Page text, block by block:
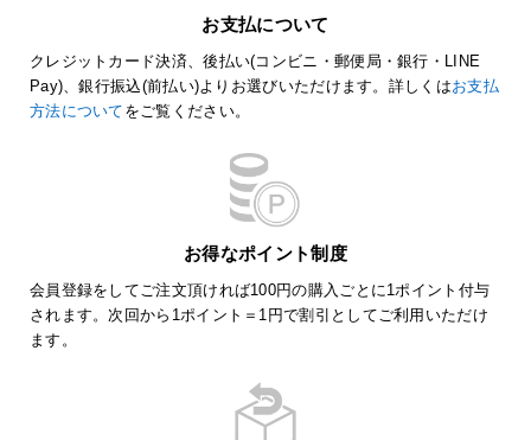
お支払について
クレジットカード決済、後払い(コンビニ・郵便局・銀行・LINE
Pay)、銀行振込(前払い)よりお選びいただけます。詳しくはお支払
方法について をご覧ください。
お得なポイント制度
会員登録をしてご注文頂ければ100円の購入ごとに1ポイント付与
されます。次回から1ポイント＝1円で割引としてご利用いただけ
ます。